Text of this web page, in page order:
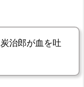
治郎が血を吐